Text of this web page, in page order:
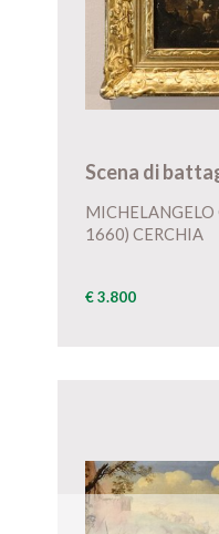
Scena di
1660) CERCHIA
€ 3.800